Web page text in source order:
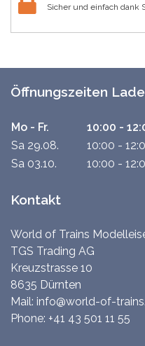
Sicher und einfach dank
Öffnungszeiten
Mo - Fr. 10:00 -
Sa 29.08.
10:00 -
Sa 03.10.
10:00 -
Kontakt
World of Trains
TGS Trading AG
Kreuzstrasse 10
8635 Dürnten
Mail: info@world-of-
Phone: +41 43 501 11 55